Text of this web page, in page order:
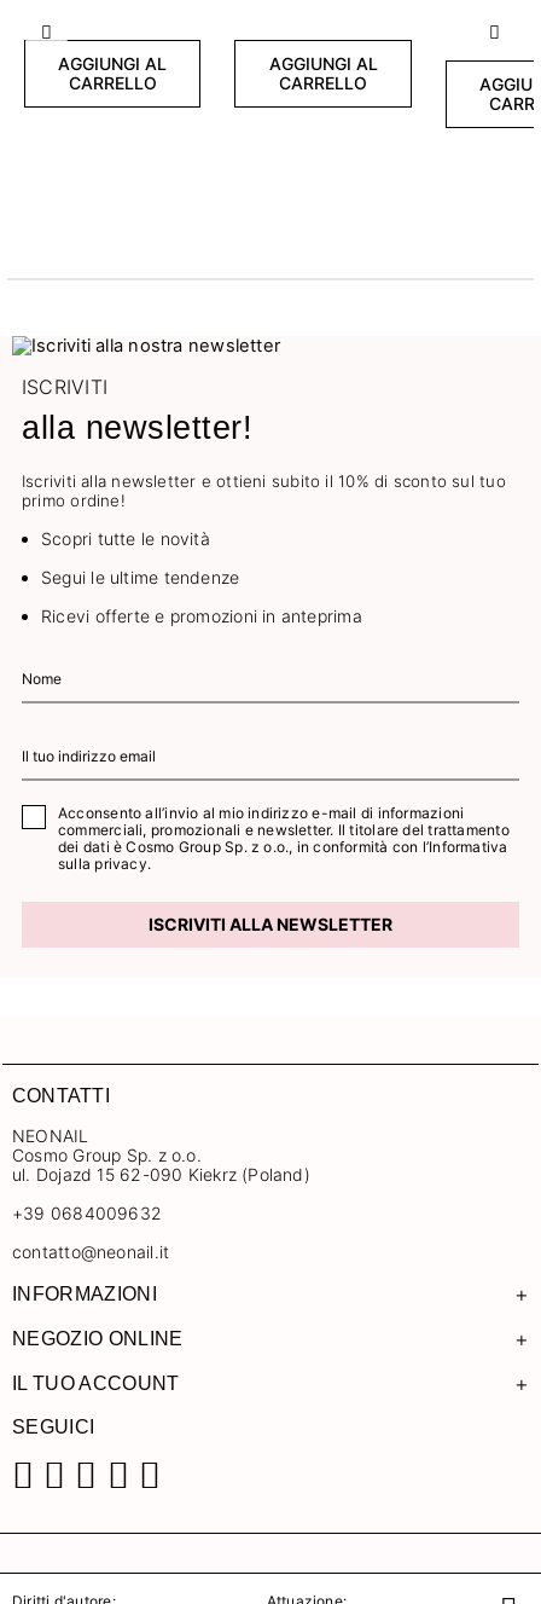
Precedente
AGGIUNGI AL
CARRELLO
AGGIUNGI AL
CARRELLO
ISCRIVITI
alla newsletter!
Iscriviti alla newsletter e ottieni subito il 10% di sconto sul tuo
primo ordine!
Scopri tutte le novità
Segui le ultime tendenze
Ricevi offerte e promozioni in anteprima
Acconsento all’invio al mio indirizzo e-mail di informazioni
commerciali, promozionali e newsletter. Il titolare del trattamento
dei dati è Cosmo Group Sp. z o.o., in conformità con l’Informativa
sulla privacy.
ISCRIVITI ALLA NEWSLETTER
CONTATTI
NEONAIL
Cosmo Group Sp. z o.o.
ul. Dojazd 15 62-090 Kiekrz (Poland)
+39 0684009632
contatto@neonail.it
INFORMAZIONI +
NEGOZIO ONLINE +
IL TUO ACCOUNT +
SEGUICI